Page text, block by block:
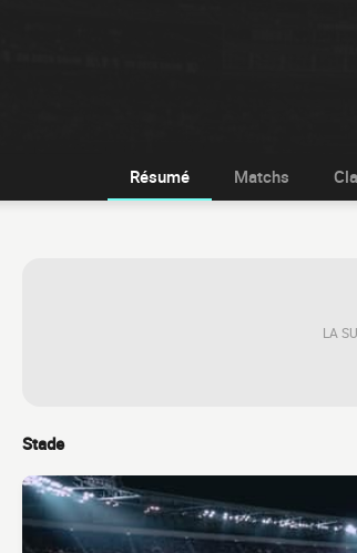
Résumé Matchs
LA
Stade